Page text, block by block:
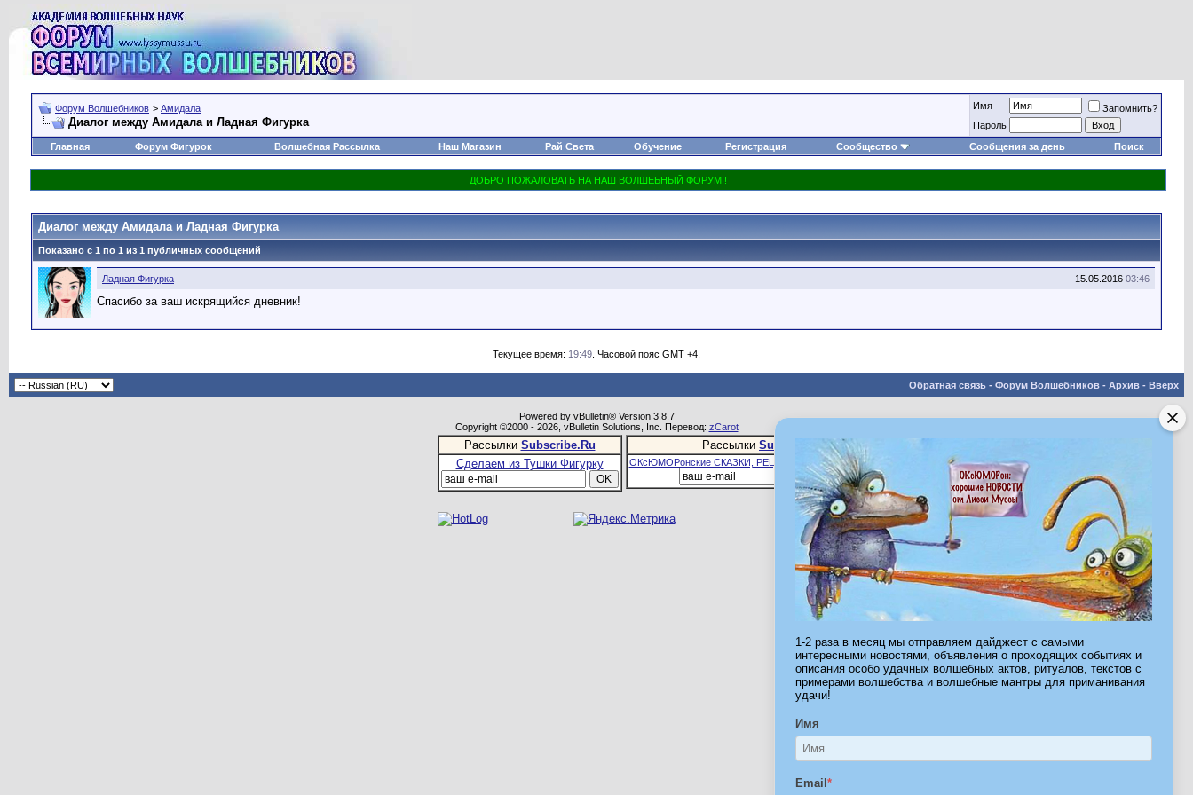
1-2 раза в месяц мы отправляем дайджест с самыми
интересными новостями, объявления о проходящих событиях и
описания особо удачных волшебных актов, ритуалов, текстов с
примерами волшебства и волшебные мантры для приманивания
удачи!
Имя
Email *
Форум Волшебников > Амидала
Диалог между Амидала и Ладная Фигурка
Имя
Запомнить?
Пароль
Главная
Форум Фигурок Волшебная Рассылка Наш Магазин Рай Света Обучение Регистрация Сообщество Сообщения за день Поиск
Диалог между Амидала и Ладная Фигурка
Показано с 1 по 1 из 1 публичных сообщений
15.05.2016 03:46
Ладная Фигурка
Спасибо за ваш искрящийся дневник!
Текущее время: 19:49 . Часовой пояс GMT +4.
Обратная связь - Форум Волшебников - Архив - Вверх
Powered by vBulletin® Version 3.8.7
Copyright ©2000 - 2026, vBulletin Solutions, Inc. Перевод: zCarot
Рассылки Subscribe.Ru
Сделаем из Тушки Фигурку
Рассылки Subscribe.Ru
ОКсЮМОРонские СКАЗКИ, РЕЦЕПТЫ И ШТУЧКИ ДЛЯ ВСЕХ